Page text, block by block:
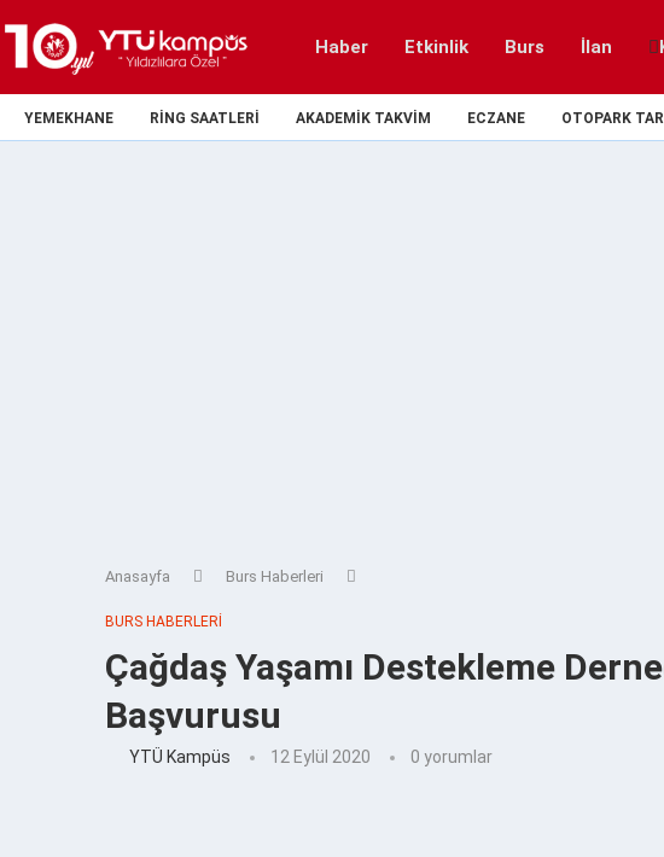
Haber Etkinlik Burs İlan
YEMEKHANE RING SAATLERI AKADEMIK TAKVIM ECZANE OTOPARK
Anasayfa Burs Haberleri
BURS HABERLERI
Çağdaş Yaşamı Destekleme
Başvurusu
YTÜ Kampüs 12 Eylül 2020 0 yorumlar